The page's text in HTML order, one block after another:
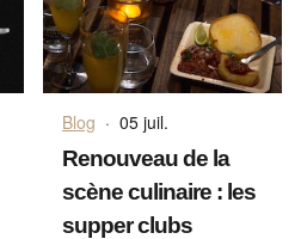
Blog · 05 juil.
Renouveau de la
scène culinaire : les
supper clubs